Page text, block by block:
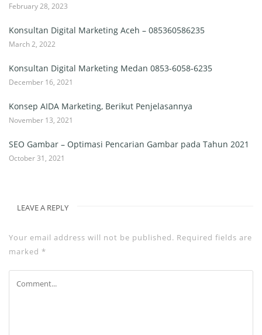
February 28, 2023
Konsultan Digital Marketing Aceh – 085360586235
March 2, 2022
Konsultan Digital Marketing Medan 0853-6058-6235
December 16, 2021
Konsep AIDA Marketing, Berikut Penjelasannya
November 13, 2021
SEO Gambar – Optimasi Pencarian Gambar pada Tahun 2021
October 31, 2021
LEAVE A REPLY
Your email address will not be published. Required fields are
marked *